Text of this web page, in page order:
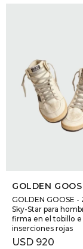
GOLDEN
GOLDEN GOOSE -
Sky-Star para
firma en el tobillo e
inserciones rojas
USD 920